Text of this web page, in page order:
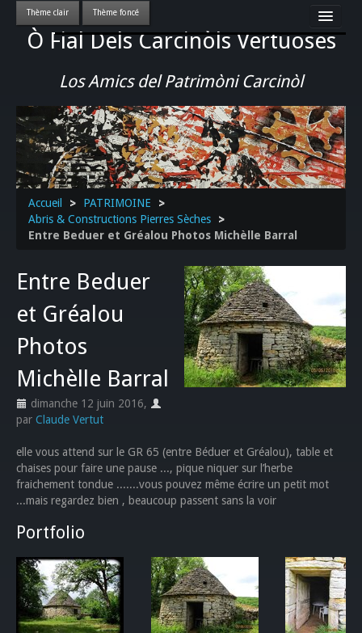
Ò Fial Dels Carcinòls Vertuoses
Los Amics del Patrimòni Carcinòl
Accueil
LES QUERCYNOIS & LEUR CULTURE
PATRIMOINE
GASTRONOMIE
ACTUALITE-CULTURE-EVENEMENTS LOCAUX
Accueil > PATRIMOINE
>
Abris & Constructions Pierres Sèches
>
Entre Beduer et Gréalou Photos Michèlle Barral
Entre Beduer
et Gréalou
Photos
Michèlle Barral
dimanche 12 juin 2016,
par Claude Vertut
elle vous attend sur le GR 65 (entre Béduer et Gréalou), table et
chaises pour faire une pause ..., pique niquer sur l’herbe
fraichement tondue .......vous pouvez même écrire un petit mot
...mais regardez bien , beaucoup passent sans la voir
Portfolio